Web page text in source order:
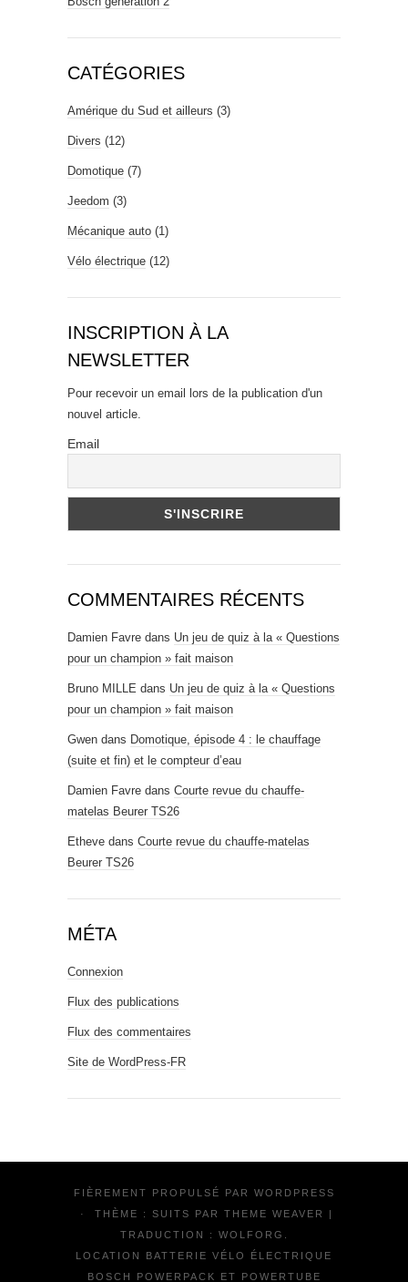
CATÉGORIES
Amérique du Sud et ailleurs (3)
Divers (12)
Domotique (7)
Jeedom (3)
Mécanique auto (1)
Vélo électrique (12)
INSCRIPTION À LA
NEWSLETTER
Pour recevoir un email lors de la publication d'un
nouvel article.
Email
COMMENTAIRES RÉCENTS
Damien Favre dans Un jeu de quiz à la « Questions
pour un champion » fait maison
Bruno MILLE dans Un jeu de quiz à la « Questions
pour un champion » fait maison
Gwen dans Domotique, épisode 4 : le chauffage
(suite et fin) et le compteur d’eau
Damien Favre dans Courte revue du chauffe-
matelas Beurer TS26
Etheve dans Courte revue du chauffe-matelas
Beurer TS26
MÉTA
Connexion
Flux des publications
Flux des commentaires
Site de WordPress-FR
FIÈREMENT PROPULSÉ PAR WORDPRESS
·
THÈME : SUITS PAR THEME WEAVER
TRADUCTION : WOLFORG .
LOCATION BATTERIE VÉLO ÉLECTRIQUE
BOSCH POWERPACK ET POWERTUBE